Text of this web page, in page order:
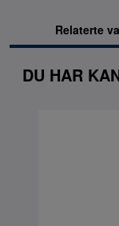
Relaterte
DU HAR